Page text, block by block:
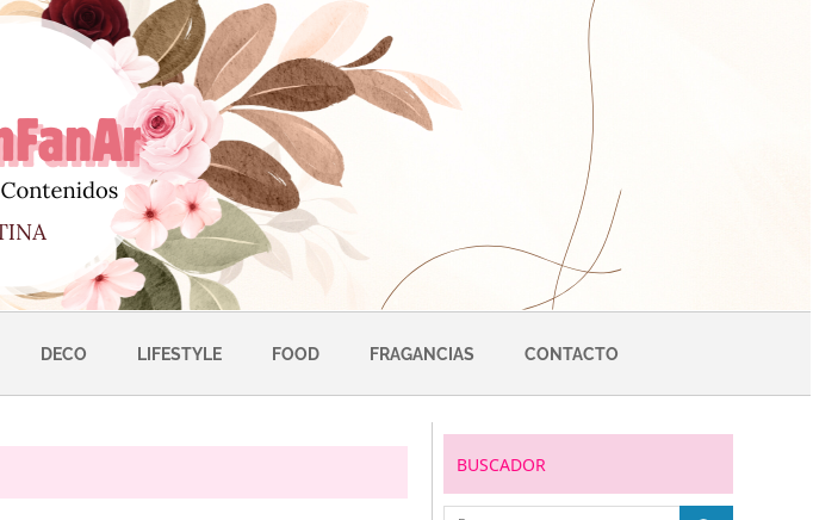
DECO LIFESTYLE FOOD FRAGANCIAS CONTACTO
BUSCADOR